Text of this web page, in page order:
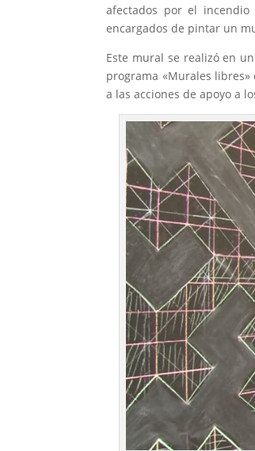
afectados por el
encargados de pintar un
Este mural se realizó en
programa «Murales
a las acciones de apoyo a